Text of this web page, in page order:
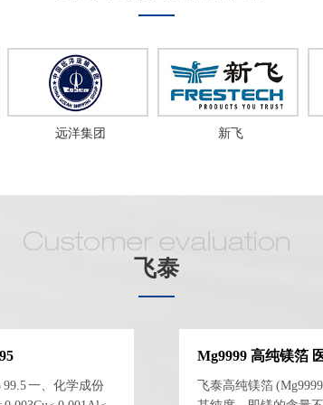
远洋集团 新飞
飞泰
99.5 一、化学成份
Mg9999 高纯镁箔
飞泰高纯镁箔